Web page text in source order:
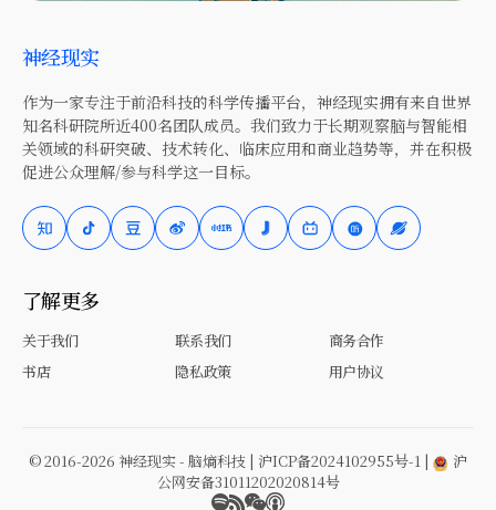
神经现实
作为一家专注于前沿科技的科学传播平台，神经现实拥有来自世界
知名科研院所近400名团队成员。我们致力于长期观察脑与智能相
关领域的科研突破、技术转化、临床应用和商业趋势等，并在积极
促进公众理解/参与科学这一目标。
了解更多
关于我们 联系我们
商务合作
书店
隐私政策 用户协议
© 2016-2026 神经现实 - 脑熵科技 | 沪ICP备2024102955号-1 |
沪
公网安备31011202020814号